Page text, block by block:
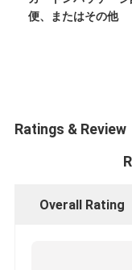
便、またはその他
Ratings & Review
Overall Rating